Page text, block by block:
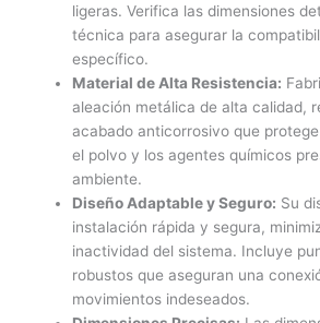
ligeras. Verifica las dimensiones
técnica para asegurar la
específico.
Material de Alta Resistencia:
aleación metálica de alta calidad,
acabado anticorrosivo que
el polvo y los agentes químicos
ambiente.
Diseño Adaptable y Seguro: Su
instalación rápida y segura,
inactividad del sistema. Incluye
robustos que aseguran una
movimientos indeseados.